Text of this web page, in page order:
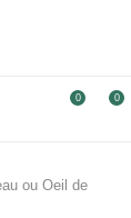
0 0
ou Oeil de